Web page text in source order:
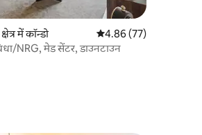
में कॉन्डो औसत रेटिंग 5 में से 4.86,
4.86 (77)
NRG, मेड सेंटर, डाउनटाउन